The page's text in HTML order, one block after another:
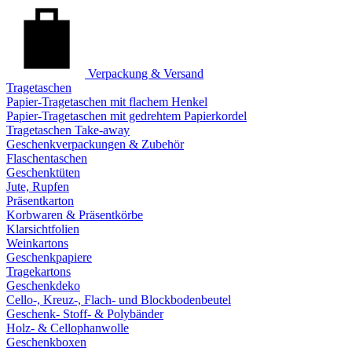
Verpackung & Versand
Tragetaschen
Papier-Tragetaschen mit flachem Henkel
Papier-Tragetaschen mit gedrehtem Papierkordel
Tragetaschen Take-away
Geschenkverpackungen & Zubehör
Flaschentaschen
Geschenktüten
Jute, Rupfen
Präsentkarton
Korbwaren & Präsentkörbe
Klarsichtfolien
Weinkartons
Geschenkpapiere
Tragekartons
Geschenkdeko
Cello-, Kreuz-, Flach- und Blockbodenbeutel
Geschenk- Stoff- & Polybänder
Holz- & Cellophanwolle
Geschenkboxen